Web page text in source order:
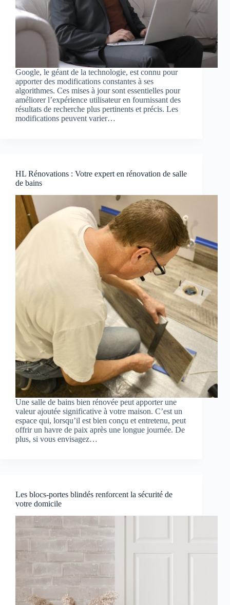
Google, le géant de la technologie, est connu pour
apporter des modifications constantes à ses
algorithmes. Ces mises à jour sont essentielles pour
améliorer l’expérience utilisateur en fournissant des
résultats de recherche plus pertinents et précis. Les
modifications peuvent varier…
HL Rénovations : Votre expert en rénovation de salle
de bains
Une salle de bains bien rénovée peut apporter une
valeur ajoutée significative à votre maison. C’est un
espace qui, lorsqu’il est bien conçu et entretenu, peut
offrir un havre de paix après une longue journée. De
plus, si vous envisagez…
Les blocs-portes blindés renforcent la sécurité de
votre domicile